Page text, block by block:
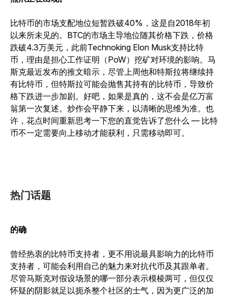
比特币的市场支配地位短暂跌破40%，这是自2018年初
以来所未见的。BTC的市场主导地位随其价格下跌，价格
跌破4.3万美元，此前Technoking Elon Musk支持比特
币，理由是担心工作证明（PoW）挖矿对环境的影响。马
斯克最近发布的推文暗示，尽管上周他和特斯拉将继续持
有比特币，但特斯拉可能会抛售其持有的比特币，导致价
格下跌进一步加剧。好吧，如果是真的，这不会是亿万富
翁第一次复述。炒作会平静下来，以清晰的思维为准。也
许，花点时间重新思考一下您的直觉告诉了您什么 — 比特
币不一定需要向上移动才能获利，只需移动即可。
热门话题
的确
曾经热衷的比特币支持者，更不用说最具影响力的比特币
支持者，可能会利用自己的魅力来对抗代币及其跟单者。
尽管马斯克对假设场景的哪一部分表示模棱两可，但仅仅
怀疑的阴影就足以扼杀整个社区的士气，因为更广泛的加